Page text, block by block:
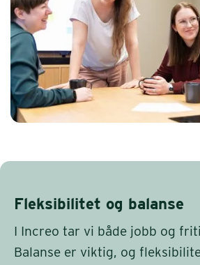
Fleksibilitet og balanse
I Increo tar vi både jobb og
Balanse er viktig, og